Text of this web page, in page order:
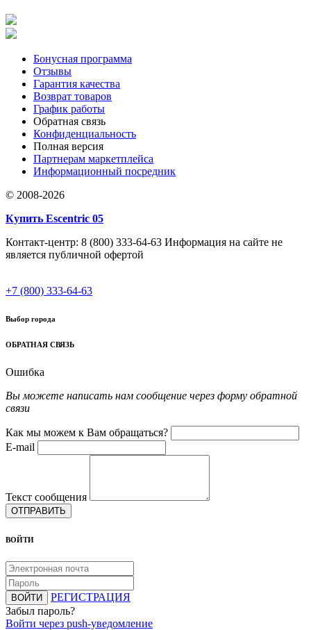
Бонусная программа
Отзывы
Гарантия качества
Возврат товаров
График работы
Обратная связь
Конфиденциальность
Полная версия
Партнерам маркетплейса
Информационный посредник
© 2008-2026
Купить Escentric 05
Контакт-центр: 8 (800) 333-64-63 Информация на сайте не
является публичной офертой
+7 (800) 333-64-63
Выбор города
ОБРАТНАЯ СВЯЗЬ
Ошибка
Вы можете написать нам сообщение через форму обратной
связи
Как мы можем к Вам обращаться?
E-mail
Текст сообщения
ОТПРАВИТЬ
ВОЙТИ
ВОЙТИ
РЕГИСТРАЦИЯ
Забыл пароль?
Войти через push-уведомление